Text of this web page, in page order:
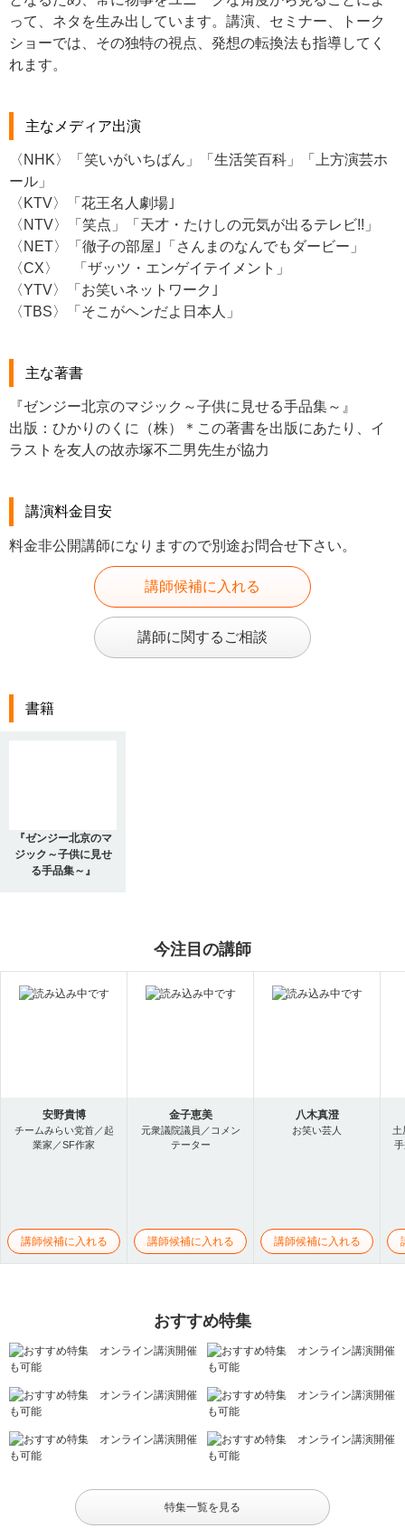
って、ネタを生み出しています。講演、セミナー、トーク
ショーでは、その独特の視点、発想の転換法も指導してく
れます。
主なメディア出演
〈NHK〉「笑いがいちばん」「生活笑百科」「上方演芸ホ
ール」
〈KTV〉「花王名人劇場｣
〈NTV〉「笑点」「天才・たけしの元気が出るテレビ!!」
〈NET〉「徹子の部屋｣「さんまのなんでもダービー」
〈CX〉 「ザッツ・エンゲイテイメント」
〈YTV〉「お笑いネットワーク｣
〈TBS〉「そこがヘンだよ日本人」
主な著書
『ゼンジー北京のマジック～子供に見せる手品集～』
出版：ひかりのくに（株）＊この著書を出版にあたり、イ
ラストを友人の故赤塚不二男先生が協力
講演料金目安
料金非公開講師になりますので別途お問合せ下さい。
講師候補に入れる
講師に関するご相談
書籍
『ゼンジー北京のマ
ジック～子供に見せ
る手品集～』
今注目の講師
安野貴博
チームみらい党首／起
業家／SF作家
講師候補に入れる
金子恵美
元衆議院議員／コメン
テーター
講師候補に入れる
八木真澄
お笑い芸人
講師候補に入れる
土
おすすめ特集
特集一覧を見る